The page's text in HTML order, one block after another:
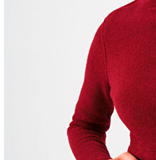
KADIN
KADIN
Jean Pantolon
Pantolon
Sweatshirt
Gömlek
Bluz